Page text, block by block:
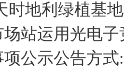
时地利绿植基
场站运用光电
公示公告方式: